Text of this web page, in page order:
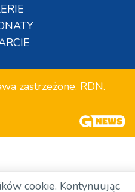
zastrzeżone. RDN.
cookie. Kontynuując